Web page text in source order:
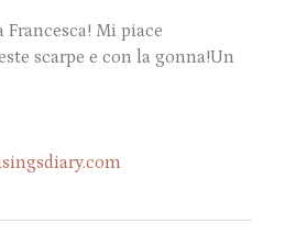
Mi piace
scarpe e con la gonna!Un